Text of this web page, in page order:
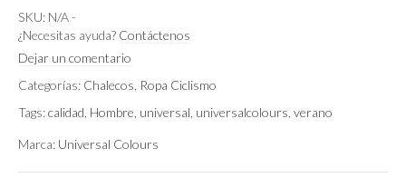
Talla
Color
SKU: N/A-
¿Necesitas ayuda? Contáctenos
Dejar un comentario
Categorías: Chalecos, Ropa Ciclismo
Tags:calidad, Hombre, universal, universalcolours, verano
Marca: Universal Colours